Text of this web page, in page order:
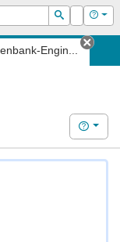
Suchen
Login Hilfe
Engin...
Tab
Hilfe